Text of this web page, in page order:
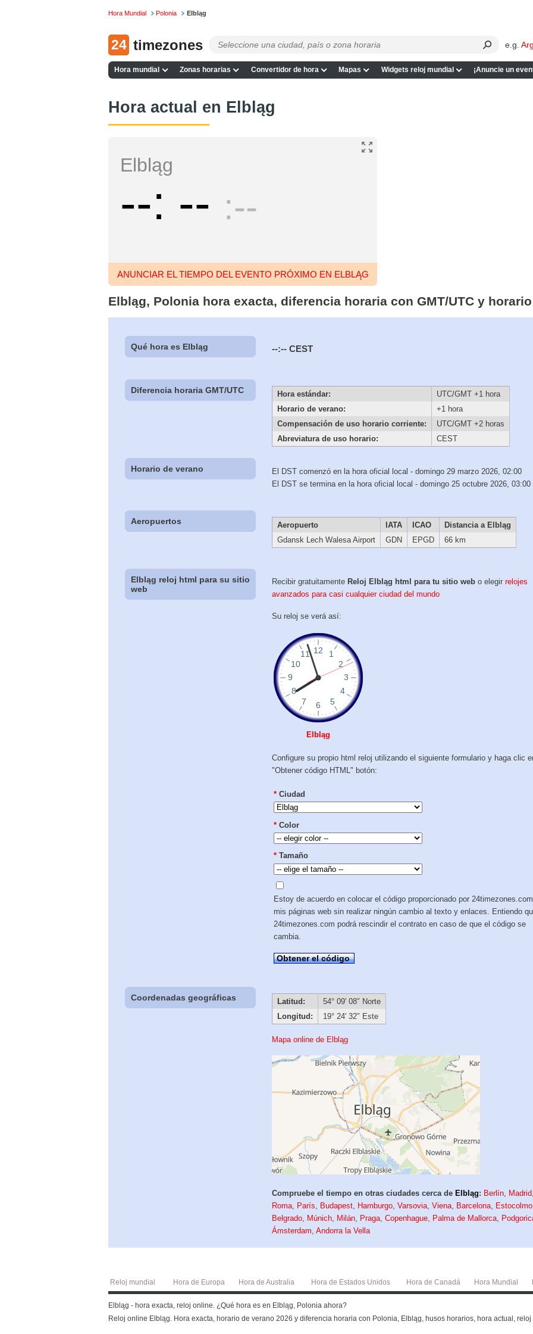
Hora Mundial Polonia Elbląg
24 timezones e.g.
Hora mundial Zonas horarias Convertidor de hora Mapas Widgets reloj mundial ¡Anuncie un
Hora actual en Elbląg
Elbląg
-- -- --
ANUNCIAR EL TIEMPO DEL EVENTO PRÓXIMO EN ELBLĄG
Elbląg, Polonia hora exacta, diferencia horaria con GMT/UTC y
Qué hora es Elbląg --:-- CEST
Diferencia horaria GMT/UTC Hora estándar:
UTC/GMT +1 hora
Horario de verano:
+1 hora
Compensación de uso horario corriente:
UTC/GMT +2 horas
Abreviatura de uso horario:
CEST
Horario de verano
El DST comenzó en la hora oficial local - domingo 29 marzo 2026, 02:00
El DST se termina en la hora oficial local - domingo 25 octubre 2026, 03:00
Aeropuertos Aeropuerto IATA ICAO
Distancia a Elbląg
Gdansk Lech Walesa Airport
GDN EPGD 66 km
Elbląg reloj html para su sitio
web
Recibir gratuitamente Reloj Elbląg html para tu sitio webo elegirrelojes
avanzados para casi cualquier ciudad del mundo
Su reloj se verá así:
Elbląg
Configure su propio html reloj utilizando el siguiente formulario y haga clic
"Obtener código HTML" botón:
* Ciudad
* Color
* Tamaño
Estoy de acuerdo en colocar el código proporcionado por
mis páginas web sin realizar ningún cambio al texto y enlaces. Entiendo
24timezones.com podrá rescindir el contrato en caso de que el código se
cambia.
Obtener el código
Coordenadas geográficas Latitud:
54° 09′ 08″ Norte
Longitud:
19° 24′ 32″ Este
Mapa online de Elbląg
Compruebe el tiempo en otras ciudades cerca de Elbląg: Berlín, Madrid,
Roma, París, Budapest, Hamburgo,Varsovia,Viena, Barcelona, Estocolmo
Belgrado, Múnich, Milán, Praga,Copenhague, Palma de Mallorca,
Ámsterdam,Andorra la Vella
Reloj mundial Hora de Europa Hora de Australia Hora de Estados Unidos Hora de Canadá Hora Mundial
Elbląg - hora exacta, reloj online. ¿Qué hora es en Elbląg, Polonia ahora?
Reloj online Elbląg. Hora exacta, horario de verano 2026 y diferencia horaria con Polonia, Elbląg, husos horarios, hora actual, reloj